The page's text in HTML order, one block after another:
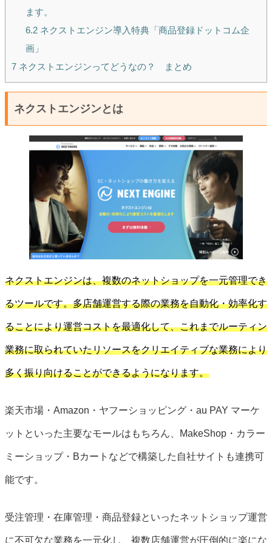
ます。
6.2ネクストエンジン導入特典「商品登録ドットコム企
画」
7 ネクストエンジンってどうなの？ まとめ
ネクストエンジンとは
ネクストエンジンは、複数のネットショップを一元管理でき
るツールです。多店舗運営する際の業務を自動化・効率化す
ることにより運営コストを最適化して、これまでルーティン
業務に取られていたリソースをクリエイティブな業務により
多く振り向けることができるようになります。
楽天市場・Amazon・ヤフーショッピング・au PAY マーケ
ットといった主要なモールはもちろん、MakeShop・カラー
ミーショップ・Bカートなどで構築した自社サイトも連携可
能です。
受注管理・在庫管理・商品登録といったネットショップ運営
に不可欠な業務を一元化し、複数店舗運営が圧倒的に楽にな